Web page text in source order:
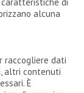
di
alcuna
raccogliere dati
altri contenuti
È